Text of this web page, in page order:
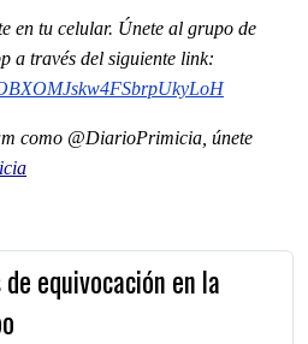
en tu celular. Únete al grupo de
a través del siguiente link:
como @DiarioPrimicia, únete
equivocación en la